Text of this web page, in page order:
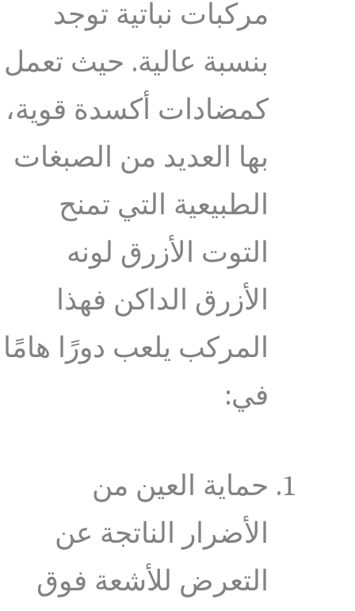
مركبات نباتية توجد
بنسبة عالية. حيث تعمل
كمضادات أكسدة قوية،
بها العديد من الصبغات
الطبيعية التي تمنح
التوت الأزرق لونه
الأزرق الداكن فهذا
المركب يلعب دورًا هامًا
في:
حماية العين من
الأضرار الناتجة عن
التعرض للأشعة فوق